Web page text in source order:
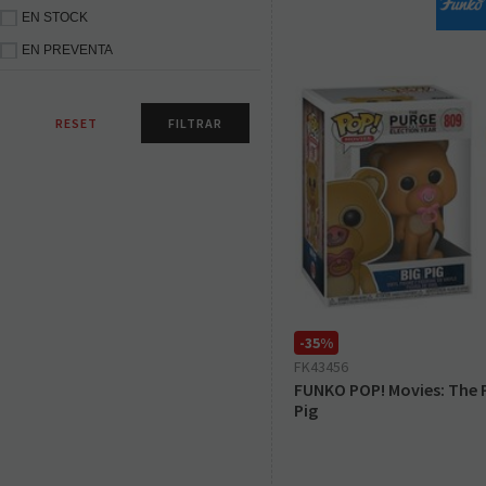
EN STOCK
EN PREVENTA
-35%
FK43456
FUNKO POP! Movies:
Pig